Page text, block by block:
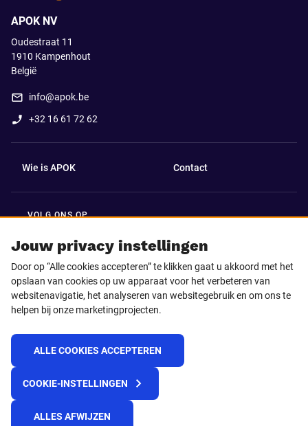
Jouw privacy instellingen
Door op “Alle cookies accepteren” te klikken gaat u akkoord met het
opslaan van cookies op uw apparaat voor het verbeteren van
websitenavigatie, het analyseren van websitegebruik en om ons te
helpen bij onze marketingprojecten.
ALLE COOKIES ACCEPTEREN
COOKIE-INSTELLINGEN
ALLES AFWIJZEN
APOK NV
Oudestraat 11
1910 Kampenhout
België
info@apok.be
+32 16 61 72 62
Wie is APOK Contact
VOLG ONS OP
Facebook
Instagram TikTok